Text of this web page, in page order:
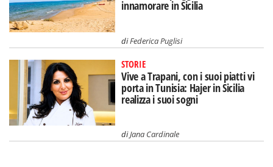
innamorare in Sicilia
diFederica Puglisi
STORIE
Vive a Trapani, con i suoi piatti vi
porta in Tunisia: Hajer in Sicilia
realizza i suoi sogni
diJana Cardinale